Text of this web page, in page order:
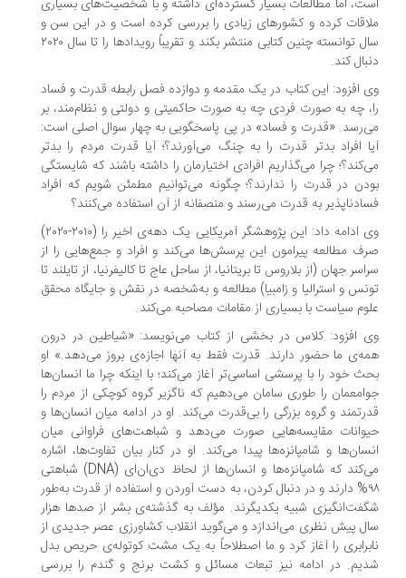
اما مطالعات بسیار گسترده‌ای داشته و با شخصیت‌های بسیاری
کرده و کشورهای زیادی را بررسی کرده است و در این سن و
سال توانسته چنین کتابی منتشر بکند و تقریباً رویدادها را تا سال ۲۰۲۰
کند.
افزود: این کتاب در یک مقدمه و دوازده فصل رابطه‌ قدرت و فساد
چه به صورت فردی چه به صورت حاکمیتی و دولتی و نظام‌مند، بر
«قدرت و فساد» در پی پاسخگویی به چهار سوال اصلی است:
افراد بدتر قدرت را به چنگ می‌آورند؟؛ آیا قدرت مردم را بدتر
چرا می‌گذاریم افرادی اختیارمان را داشته باشند که شایستگی
در قدرت را ندارند؟؛ چگونه می‌توانیم مطمئن شویم که افراد
به قدرت می‌رسند و منصفانه از آن استفاده می‌کنند؟
وی ادامه داد: این پژوهشگر آمریکایی یک دهه‌ی اخیر را (۲۰۱۰-۲۰۲۰)
مطالعه پیرامون این پرسش‌ها می‌کند و افراد و جمع‌هایی را از
جهان (از بلاروس تا بریتانیا، از ساحل عاج تا کالیفرنیا، از تایلند تا
و استرالیا و زامبیا) مطالعه و به‌شخصه در نقش و جایگاه محقق
سیاست با بسیاری از مقامات مصاحبه می‌کند.
افزود: کلاس در بخشی از کتاب می‌نویسد: «شیاطین در درون
ما حضور دارند. قدرت فقط به آنها اجازه‌ی بروز می‌دهد.» او
خود را با پرسشی اساسی‌تر آغاز می‌کند؛ با اینکه چرا ما انسان‌ها
را طوری سامان می‌دهیم که ناگزیر گروه کوچکی از مردم را
و گروه بزرگی را بی‌قدرت می‌کند. او در ادامه میان انسان‌ها و
مقایسه‌هایی صورت می‌دهد و شباهت‌های فراوانی میان
و شامپانزه‌ها پیدا می‌کند. او در کنار بیان تفاوت‌ها، اشاره
می‌کند که شامپانزه‌ها و انسان‌ها از لحاظ دی‌ان‌ای (DNA) شباهتی
۹۸% دارند و در دنبال کردن، به دست آوردن و استفاده از قدرت به‌طور
شبیه یکدیگرند. مؤلف به گذشته‌ی بشر از صدها هزار
پیش نظری می‌اندازد و می‌گوید انقلاب کشاورزی عصر جدیدی از
را آغاز کرد و ما اصطلاحاً به یک مشت کوتوله‌ی حریص بدل
در ادامه نیز تبعات مسائل و کشت برنج و گندم را بررسی